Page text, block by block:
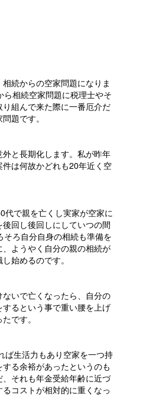
続からの空家問題になりま
相続空家問題に税理士やそ
組んで来た際に一番厄介だ
題です。
と長期化します。私が昨年
は何故かどれも20年近く空
代で親を亡くし実家が空家に
回し後回しにしていつの間
ろ自分自身の相続も準備を
ようやく自分の親の相続が
始めるのです。
いで亡くなったら、自分の
るという事で重い腰を上げ
です。
ば生活力もあり空家を一つ持
る余裕があったというのも
それも年金受給年齢に近づ
コストが相対的に重くなっ